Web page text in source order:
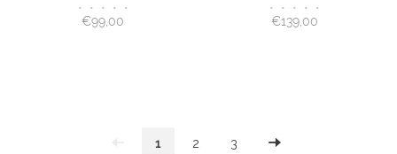
• • • • •
€99,00
• • • • •
€139,00
1 2 3